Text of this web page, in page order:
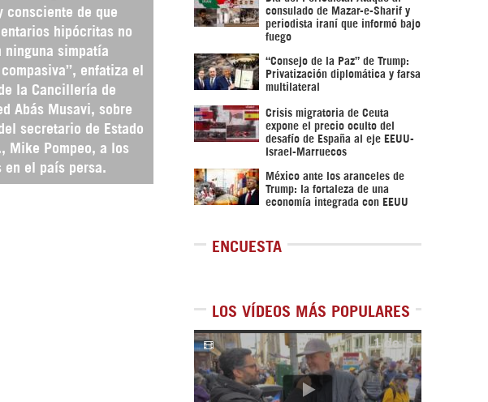
consciente de que
hipócritas no
ninguna simpatía
enfatiza el
la Cancillería de
Abás Musavi, sobre
secretario de Estado
Mike Pompeo, a los
en el país persa.
consulado de Mazar-e-Sharif y
periodista iraní que informó bajo
fuego
“Consejo de la Paz” de Trump:
Privatización diplomática y farsa
multilateral
Crisis migratoria de Ceuta
expone el precio oculto del
desafío de España al eje EEUU-
Israel-Marruecos
México ante los aranceles de
Trump: la fortaleza de una
economía integrada con EEUU
ENCUESTA
LOS VÍDEOS MÁS POPULARES
1de5